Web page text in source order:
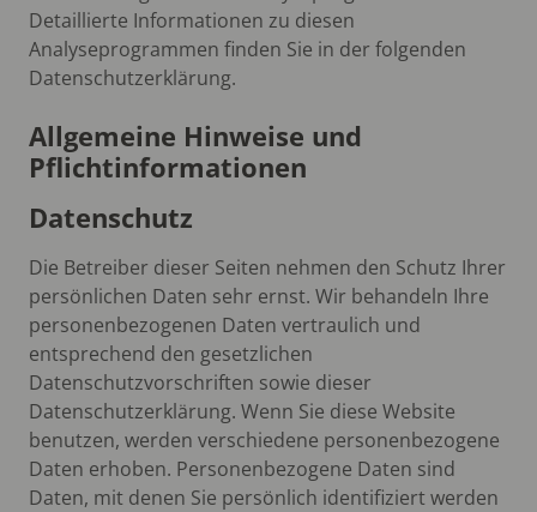
Detaillierte Informationen zu diesen
Analyseprogrammen finden Sie in der folgenden
Datenschutzerklärung.
Allgemeine Hinweise und
Pflichtinformationen
Datenschutz
Die Betreiber dieser Seiten nehmen den Schutz Ihrer
persönlichen Daten sehr ernst. Wir behandeln Ihre
personenbezogenen Daten vertraulich und
entsprechend den gesetzlichen
Datenschutzvorschriften sowie dieser
Datenschutzerklärung. Wenn Sie diese Website
benutzen, werden verschiedene personenbezogene
Daten erhoben. Personenbezogene Daten sind
Daten, mit denen Sie persönlich identifiziert werden